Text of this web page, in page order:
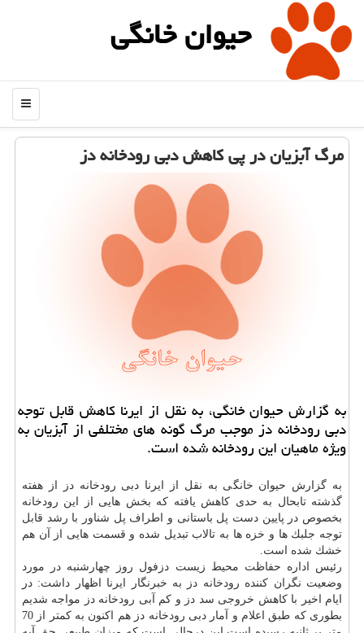
حیوان خانگی
منو
مرگ آبزیان در پی كاهش دبی رودخانه دز
به گزارش حیوان خانگی، به نقل از ایرنا كاهش قابل توجه
دبی رودخانه دز موجب مرگ گونه های مختلفی از آبزیان به
ویژه ماهیان این رودخانه شده است.
به گزارش حیوان خانگی به نقل از ایرنا دبی رودخانه دز از هفته
گذشته تابحال به حدی كاهش یافته كه بخش هایی از این رودخانه
بخصوص در پایین دست پل باستانی و اطراف پل شناور با رشد قابل
توجه جلبك ها و خزه ها به تالاب تبدیل شده و قسمت هایی از آن هم
خشك شده است.
رئیس اداره حفاظت محیط زیست دزفول روز چهارشنبه در مورد
وضعیت نگران كننده رودخانه دز به خبرنگار ایرنا اظهار داشت: در
ایام اخیر با كاهش خروجی سد دز و كم آبی رودخانه دز مواجه شدیم
بطوری كه طبق اعلام و آمار دبی رودخانه دز هم اكنون به كمتر از 70